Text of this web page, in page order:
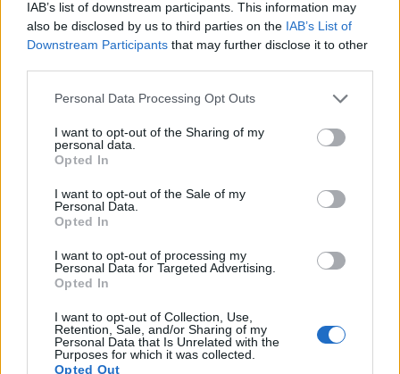
IAB’s list of downstream participants. This information may
also be disclosed by us to third parties on the IAB’s List of
Downstream Participants that may further disclose it to other
Please note that this website/app uses one or more Google
not limited to your visit or usage behaviour. You may click to
grant or deny consent to Google and its third-party tags to
use your data for below specified purposes in below Google
consent section.
Personal Data Processing Opt Outs
I want to opt-out of the Sharing of my
personal data.
Opted In
I want to opt-out of the Sale of my
Personal Data.
Opted In
I want to opt-out of processing my
Personal Data for Targeted Advertising.
Opted In
I want to opt-out of Collection, Use,
Retention, Sale, and/or Sharing of my
Personal Data that Is Unrelated with the
Purposes for which it was collected.
Opted Out
Les Braconniers sont les archers les plus dangereux
de Dracania. Ils affaiblissent leurs ennemis à
lames.